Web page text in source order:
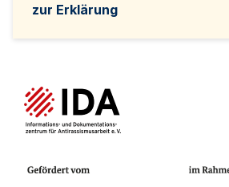
zur Erklärung